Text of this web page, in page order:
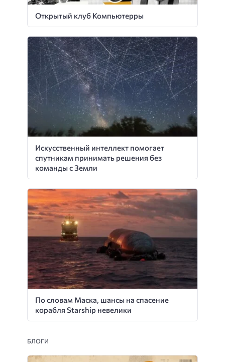
Открытый клуб Компьютерры
Искусственный интеллект помогает
спутникам принимать решения без
команды с Земли
По словам Маска, шансы на спасение
корабля Starship невелики
БЛОГИ